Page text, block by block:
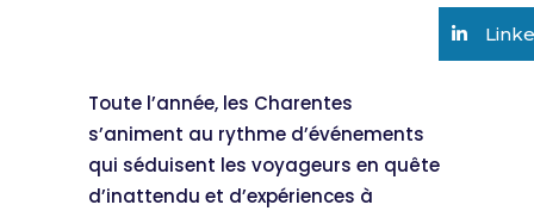
Toute l’année, les Charentes
s’animent au rythme d’événements
qui séduisent les voyageurs en quête
d’inattendu et d’expériences à